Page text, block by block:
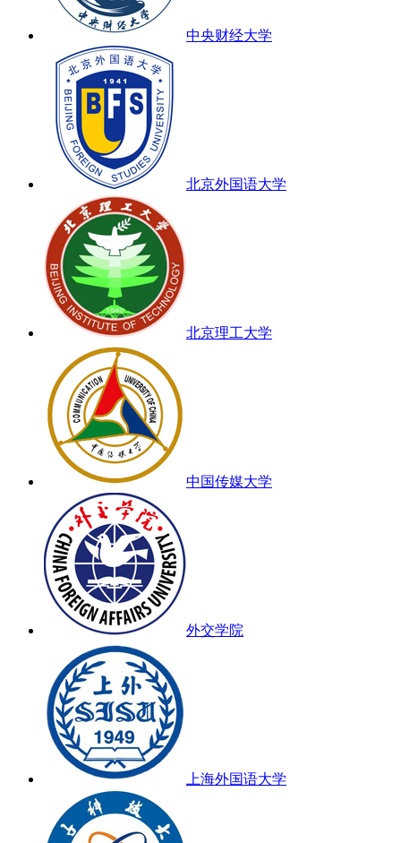
中央财经大学
北京外国语大学
北京理工大学
中国传媒大学
外交学院
上海外国语大学